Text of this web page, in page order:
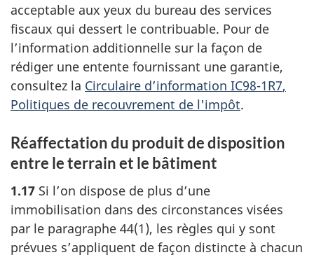
acceptable aux yeux du bureau des services
fiscaux qui dessert le contribuable. Pour de
l’information additionnelle sur la façon de
rédiger une entente fournissant une garantie,
consultez la Circulaire d’information IC98-1R7,
Politiques de recouvrement de l'impôt.
Réaffectation du produit de disposition
entre le terrain et le bâtiment
1.17 Si l’on dispose de plus d’une
immobilisation dans des circonstances visées
par le paragraphe 44(1), les règles qui y sont
prévues s’appliquent de façon distincte à chacun